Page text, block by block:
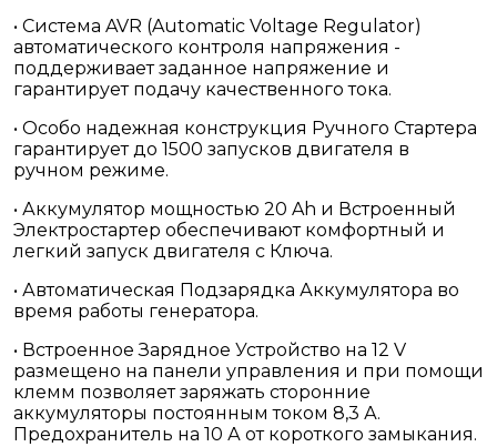
• Система AVR (Automatic Voltage Regulator)
автоматического контроля напряжения -
поддерживает заданное напряжение и
гарантирует подачу качественного тока.
• Особо надежная конструкция Ручного Стартера
гарантирует до 1500 запусков двигателя в
ручном режиме.
• Аккумулятор мощностью 20 Ah и Встроенный
Электростартер обеспечивают комфортный и
легкий запуск двигателя с Ключа.
• Автоматическая Подзарядка Аккумулятора во
время работы генератора.
• Встроенное Зарядное Устройство на 12 V
размещено на панели управления и при помощи
клемм позволяет заряжать сторонние
аккумуляторы постоянным током 8,3 А.
Предохранитель на 10 А от короткого замыкания.